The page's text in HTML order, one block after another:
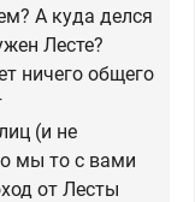
А куда делся
Лесте?
ничего общего
(и не
мы то с вами
от Лесты